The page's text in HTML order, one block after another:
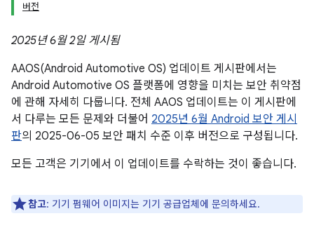
버전
2025년 6월 2일 게시됨
AAOS(Android Automotive OS) 업데이트 게시판에서는
Android Automotive OS 플랫폼에 영향을 미치는 보안 취약점
에 관해 자세히 다룹니다. 전체 AAOS 업데이트는 이 게시판에
서 다루는 모든 문제와 더불어 2025년 6월 Android 보안 게시
판의 2025-06-05 보안 패치 수준 이후 버전으로 구성됩니다.
모든 고객은 기기에서 이 업데이트를 수락하는 것이 좋습니다.
참고: 기기 펌웨어 이미지는 기기 공급업체에 문의하세요.